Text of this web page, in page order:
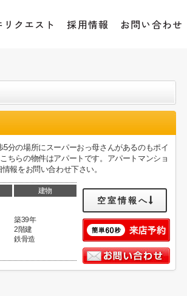
リクエスト 採用情報 お問い合わせ
分の場所にスーパーおっ母さんがあるのもポイ
ちらの物件はアパートです。アパートマンショ
報をお問い合わせ下さい。
建物
築39年
2階建
鉄骨造
空室情報へ